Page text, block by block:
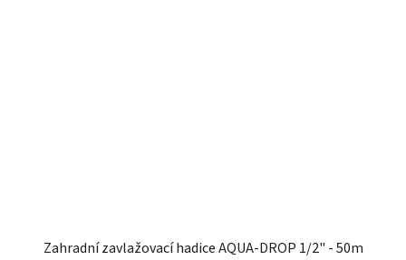
Zahradní zavlažovací hadice AQUA-DROP 1/2" - 50m